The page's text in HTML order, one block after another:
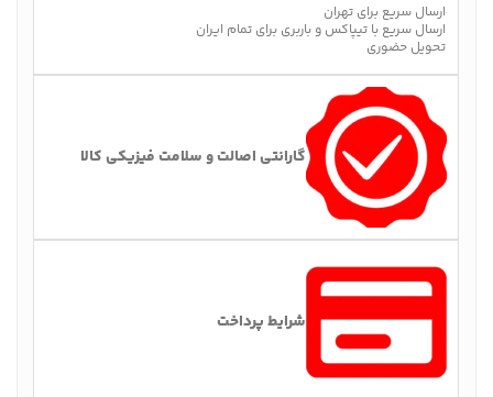
ارسال سریع برای تهران
ارسال سریع با تیپاکس و باربری برای تمام ایران
تحویل حضوری
گارانتی اصالت و سلامت فیزیکی کالا
شرایط پرداخت